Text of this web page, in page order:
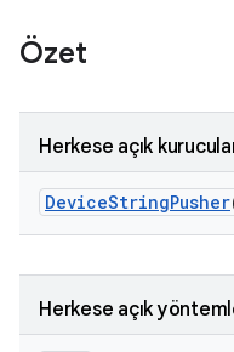
Özet
Herkese açık
DeviceStringPusher
Herkese açık